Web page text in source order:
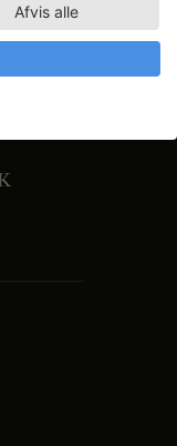
Afvis alle